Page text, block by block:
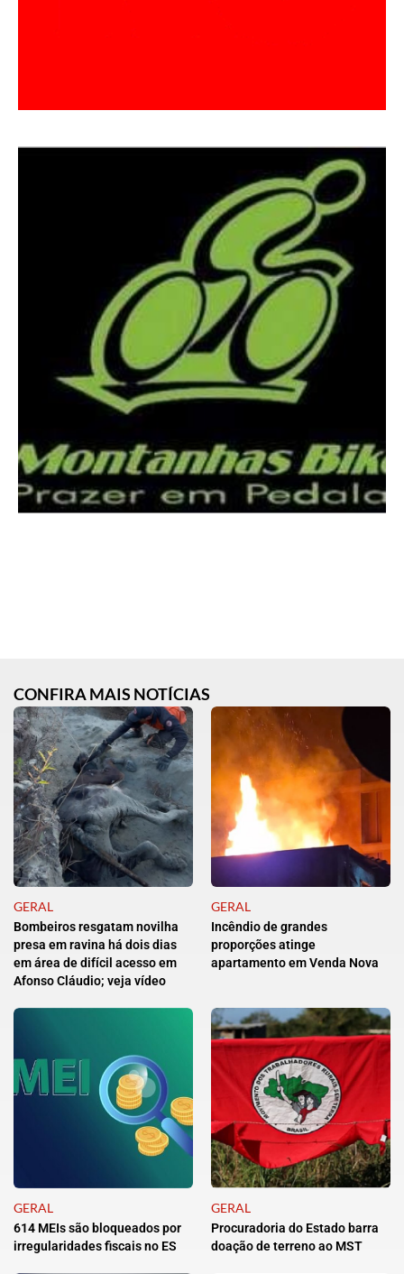
CONFIRA MAIS NOTÍCIAS
GERAL
Bombeiros resgatam novilha
presa em ravina há dois dias
em área de difícil acesso em
Afonso Cláudio; veja vídeo
GERAL
Incêndio de grandes
proporções atinge
apartamento em Venda Nova
GERAL
614 MEIs são bloqueados por
irregularidades fiscais no ES
GERAL
Procuradoria do Estado barra
doação de terreno ao MST